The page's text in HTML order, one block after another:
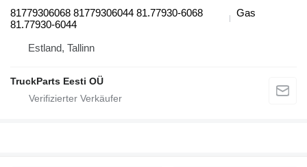
81779306068 81779306044 81.77930-6068
81.77930-6044
Gas
Estland, Tallinn
TruckParts Eesti OÜ